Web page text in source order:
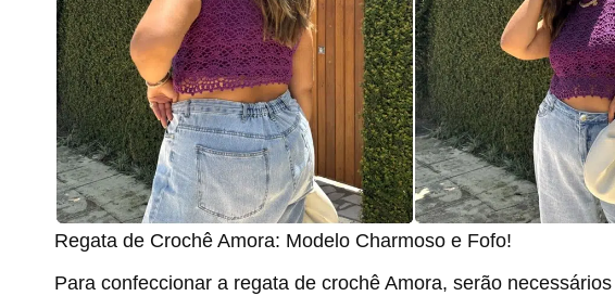
Regata de Crochê Amora: Modelo Charmoso e Fofo!
Para confeccionar a regata de crochê Amora, serão